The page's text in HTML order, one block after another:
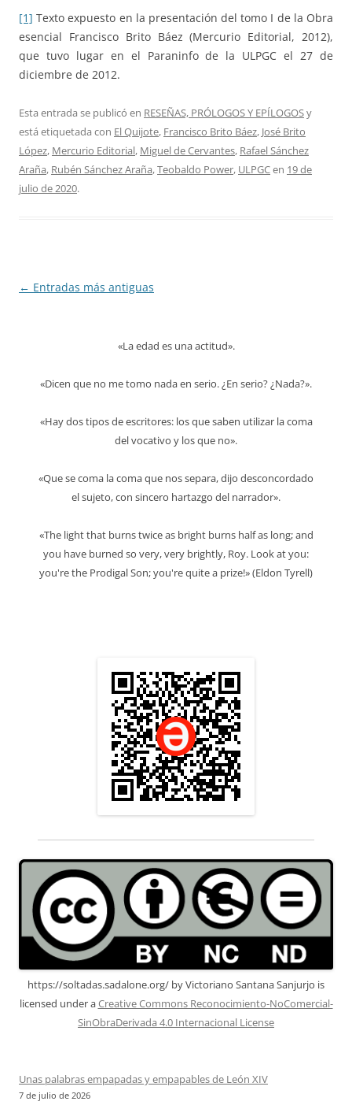
[1] Texto expuesto en la presentación del tomo I de la Obra
esencial Francisco Brito Báez (Mercurio Editorial, 2012),
que tuvo lugar en el Paraninfo de la ULPGC el 27 de
diciembre de 2012.
Esta entrada se publicó en RESEÑAS, PRÓLOGOS Y EPÍLOGOSy
está etiquetada con El Quijote, Francisco Brito Báez, José Brito
López, Mercurio Editorial, Miguel de Cervantes, Rafael Sánchez
Araña, Rubén Sánchez Araña,Teobaldo Power, ULPGCen 19 de
julio de 2020.
Navegación
← Entradas más antiguas
«La edad es una actitud».
«Dicen que no me tomo nada en serio. ¿En serio? ¿Nada?».
«Hay dos tipos de escritores: los que saben utilizar la coma
del vocativo y los que no».
«Que se coma la coma que nos separa, dijo desconcordado
el sujeto, con sincero hartazgo del narrador».
«The light that burns twice as bright burns half as long; and
you have burned so very, very brightly, Roy. Look at you:
you're the Prodigal Son; you're quite a prize!» (Eldon Tyrell)
https://soltadas.sadalone.org/ byVictoriano Santana Sanjurjo is
licensed under aCreative Commons Reconocimiento-NoComercial-
SinObraDerivada 4.0 Internacional License
Unas palabras empapadas y empapables de León XIV
7 de julio de 2026